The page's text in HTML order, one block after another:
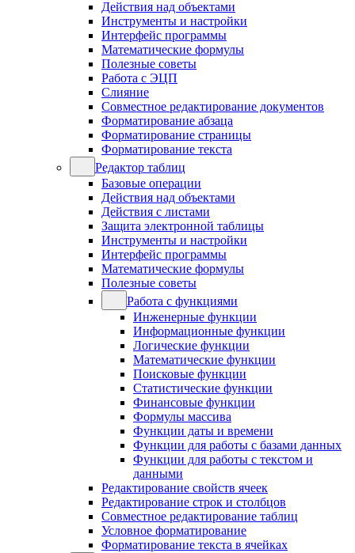
Действия над объектами
Инструменты и настройки
Интерфейс программы
Математические формулы
Полезные советы
Работа с ЭЦП
Слияние
Совместное редактирование документов
Форматирование абзаца
Форматирование страницы
Форматирование текста
Редактор таблиц
Базовые операции
Действия над объектами
Действия с листами
Защита электронной таблицы
Инструменты и настройки
Интерфейс программы
Математические формулы
Полезные советы
Работа с функциями
Инженерные функции
Информационные функции
Логические функции
Математические функции
Поисковые функции
Статистические функции
Финансовые функции
Формулы массива
Функции даты и времени
Функции для работы с базами данных
Функции для работы с текстом и
данными
Редактирование свойств ячеек
Редактирование строк и столбцов
Совместное редактирование таблиц
Условное форматирование
Форматирование текста в ячейках